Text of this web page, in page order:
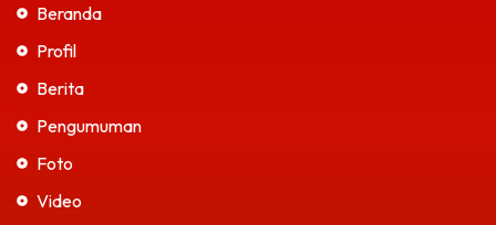
Beranda
Profil
Berita
Pengumuman
Foto
Video